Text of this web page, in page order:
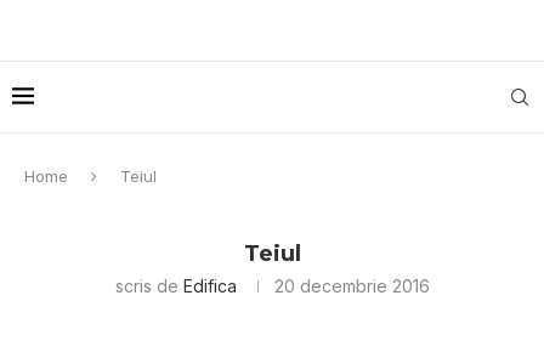
Home Teiul
Teiul
scris de Edifica 20 decembrie 2016